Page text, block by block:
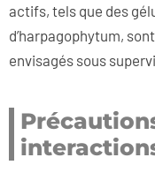
actifs, tels que des
d’harpagophytum,
envisagés sous